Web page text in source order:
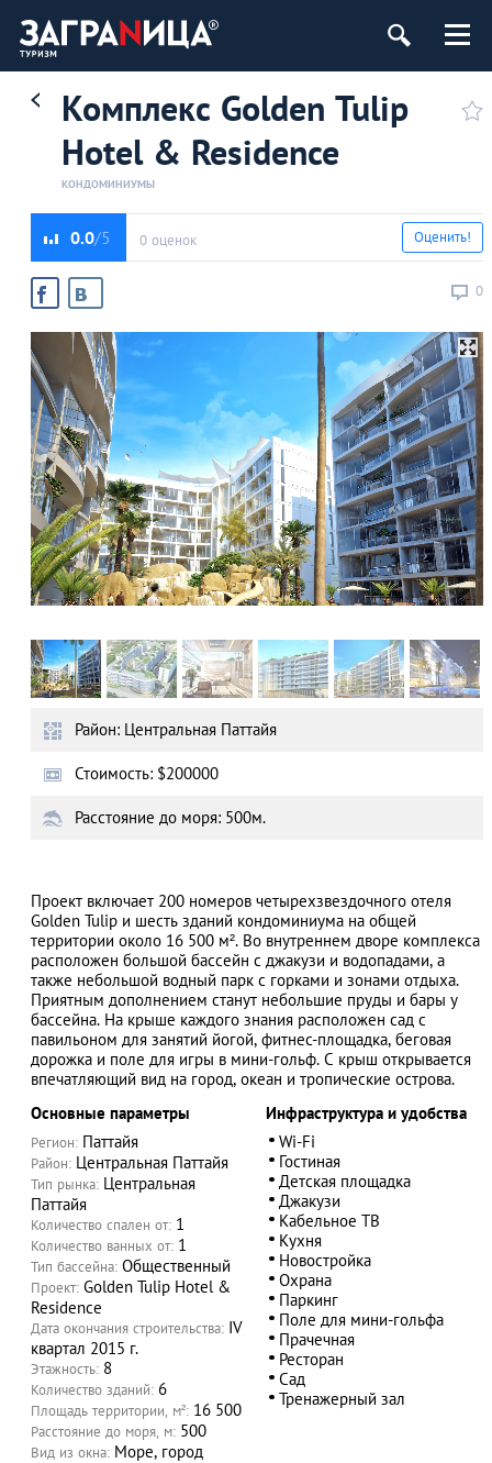
АЗАД
Комплекс Golden Tulip
Hotel & Residence
КОНДОМИНИУМЫ
0.0 0 оценок
0
Оценить!
Район: Центральная Паттайя
Стоимость: $200000
Расстояние до моря: 500м.
Проект включает 200 номеров четырехзвездочного отеля
Golden Tulip и шесть зданий кондоминиума на общей
территории около 16 500 м². Во внутреннем дворе комплекса
расположен большой бассейн с джакузи и водопадами, а
также небольшой водный парк с горками и зонами отдыха.
Приятным дополнением станут небольшие пруды и бары у
бассейна. На крыше каждого знания расположен сад с
павильоном для занятий йогой, фитнес-площадка, беговая
дорожка и поле для игры в мини-гольф. С крыш открывается
впечатляющий вид на город, океан и тропические острова.
Основные параметры
Регион: Паттайя
Район: Центральная Паттайя
Тип рынка: Центральная
Паттайя
Количество спален от: 1
Количество ванных от: 1
Тип бассейна: Общественный
Проект: Golden Tulip Hotel &
Residence
Дата окончания строительства: IV
квартал 2015 г.
Этажность: 8
Количество зданий: 6
Площадь территории, м²: 16 500
Расстояние до моря, м: 500
Вид из окна: Море, город
Инфраструктура и удобства
Wi-Fi
Гостиная
Детская площадка
Джакузи
Кабельное ТВ
Кухня
Новостройка
Охрана
Паркинг
Поле для мини-гольфа
Прачечная
Ресторан
Сад
Тренажерный зал